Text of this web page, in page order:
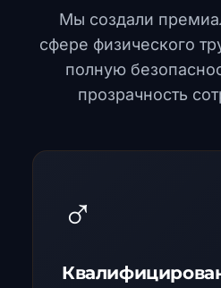
Мы создали
сфере физического
полную
прозрачность
️‍♂️